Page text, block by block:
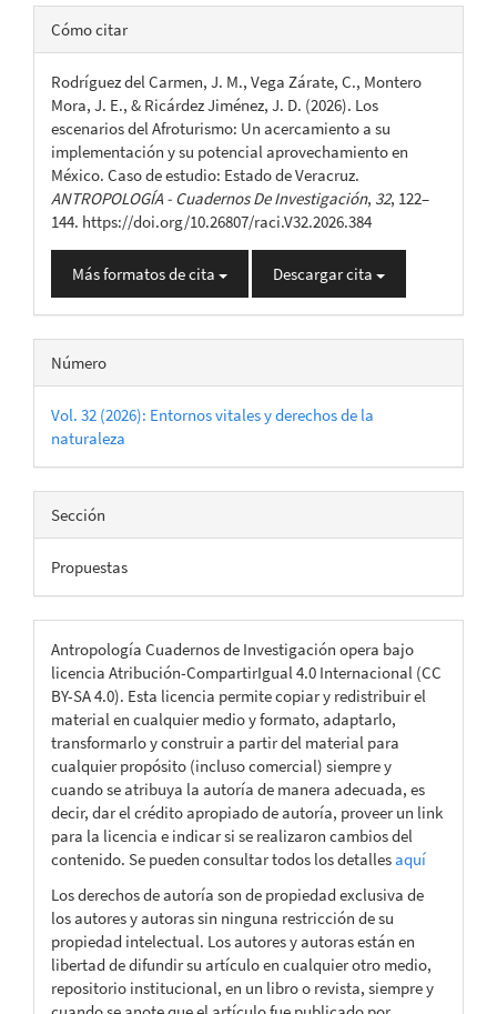
Detalles
del
artículo
Cómo citar
Rodríguez del Carmen, J. M., Vega Zárate, C., Montero
Mora, J. E., & Ricárdez Jiménez, J. D. (2026). Los
escenarios del Afroturismo: Un acercamiento a su
implementación y su potencial aprovechamiento en
México. Caso de estudio: Estado de Veracruz.
ANTROPOLOGÍA - Cuadernos De Investigación, 32, 122–
144. https://doi.org/10.26807/raci.V32.2026.384
Más formatos de cita Descargar cita
Número
Vol. 32 (2026): Entornos vitales y derechos de la
naturaleza
Sección
Propuestas
Antropología Cuadernos de Investigación opera bajo
licencia Atribución-CompartirIgual 4.0 Internacional (CC
BY-SA 4.0). Esta licencia permite copiar y redistribuir el
material en cualquier medio y formato, adaptarlo,
transformarlo y construir a partir del material para
cualquier propósito (incluso comercial) siempre y
cuando se atribuya la autoría de manera adecuada, es
decir, dar el crédito apropiado de autoría, proveer un link
para la licencia e indicar si se realizaron cambios del
contenido. Se pueden consultar todos los detallesaquí
Los derechos de autoría son de propiedad exclusiva de
los autores y autoras sin ninguna restricción de su
propiedad intelectual. Los autores y autoras están en
libertad de difundir su artículo en cualquier otro medio,
repositorio institucional, en un libro o revista, siempre y